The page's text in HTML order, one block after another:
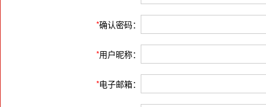
*确认密码：
*用户昵称：
*电子邮箱：